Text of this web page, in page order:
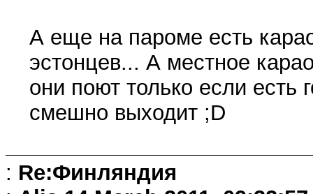
А еще на пароме есть
эстонцев... А местное
они поют только если есть
смешно выходит ;D
: Re:Финляндия